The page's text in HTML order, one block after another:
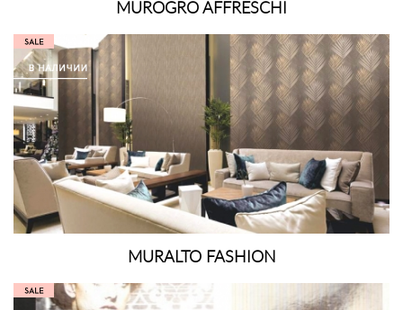
MUROGRO AFFRESCHI
MURALTO FASHION